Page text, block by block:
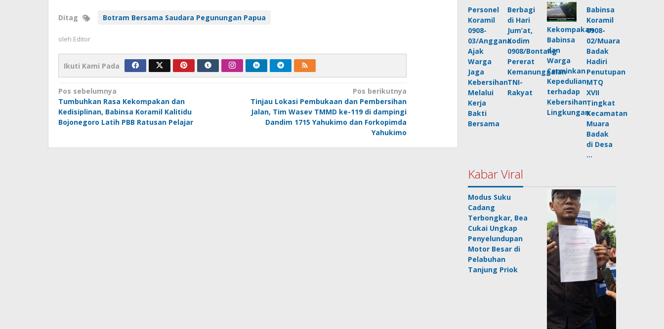
Ditag Botram Bersama Saudara Pegunungan Papua
oleh Editor
Ikuti Kami Pada
Navigasi
pos
Pos sebelumnya
Tumbuhkan Rasa Kekompakan dan
Kedisiplinan, Babinsa Koramil Kalitidu
Bojonegoro Latih PBB Ratusan Pelajar
Pos berikutnya
Tinjau Lokasi Pembukaan dan Pembersihan
Jalan, Tim Wasev TMMD ke-119 di dampingi
Dandim 1715 Yahukimo dan Forkopimda
Yahukimo
Personel
Koramil
0908-
03/Anggana
Ajak
Warga
Jaga
Kebersihan
Melalui
Kerja
Bakti
Bersama
Berbagi
di Hari
Jum’at,
Kodim
0908/Bontang
Pererat
Kemanunggalan
TNI-
Rakyat
Kekompakan
Babinsa
dan
Warga
Cerminkan
Kepedulian
terhadap
Kebersihan
Lingkungan
Babinsa
Koramil
0908-
02/Muara
Badak
Hadiri
Penutupan
MTQ
XVII
Tingkat
Kecamatan
Muara
Badak
di Desa
…
Kabar Viral
Modus Suku
Cadang
Terbongkar, Bea
Cukai Ungkap
Penyelundupan
Motor Besar di
Pelabuhan
Tanjung Priok